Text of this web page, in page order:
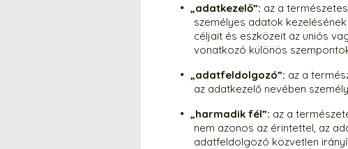
„adatkezelő”: az a
személyes adatok
céljait és eszközeit az uniós
vonatkozó különös
„adatfeldolgozó”: az a
az adatkezelő nevében
„harmadik fél”: az a
nem azonos az érintettel, az
adatfeldolgozó közvetlen